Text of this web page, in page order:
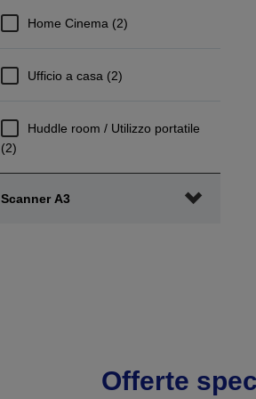
Home Cinema (2)
Ufficio a casa (2)
Huddle room / Utilizzo portatile
(2)
Scanner A3
Offerte